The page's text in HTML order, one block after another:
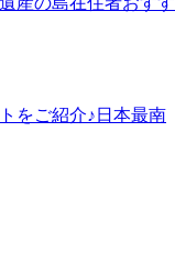
をご紹介♪日本最南